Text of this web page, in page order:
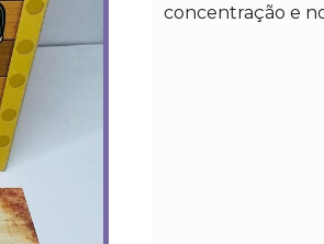
concentração e